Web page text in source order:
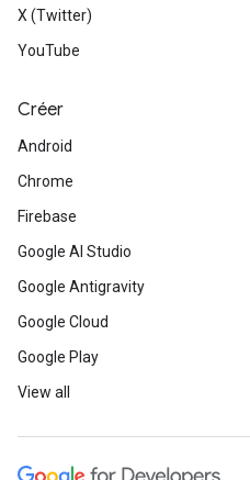
X (Twitter)
YouTube
Créer
Android
Chrome
Firebase
Google AI Studio
Google Antigravity
Google Cloud
Google Play
View all